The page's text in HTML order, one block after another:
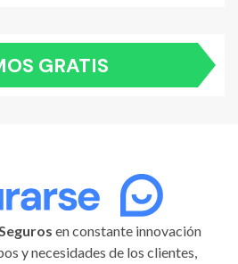
GRATIS
en constante innovación
y necesidades de los clientes,